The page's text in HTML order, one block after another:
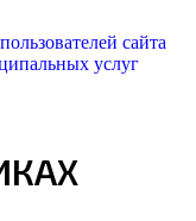
сайта
услуг